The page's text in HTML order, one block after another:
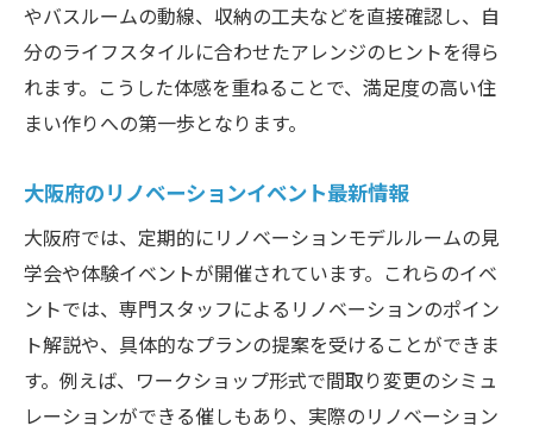
オンライン見学で手軽にリノベーション体
験
モデルルームで実感する住まいの変化
中古物件リノベーションの流れを解説
さを体感
リノベーションで叶う広々空間の工夫とは
大阪で人気のおしゃれリノベーション物件
シンプルハウスの空間設計のポイント徹底
解説
モデルルームで広さと快適性を比較しよう
やバスルームの動線、収納の工夫などを直接確認し、自
分のライフスタイルに合わせたアレンジのヒントを得ら
れます。こうした体感を重ねることで、満足度の高い住
まい作りへの第一歩となります。
大阪府のリノベーションイベント最新情報
大阪府では、定期的にリノベーションモデルルームの見
学会や体験イベントが開催されています。これらのイベ
ントでは、専門スタッフによるリノベーションのポイン
ト解説や、具体的なプランの提案を受けることができま
す。例えば、ワークショップ形式で間取り変更のシミュ
レーションができる催しもあり、実際のリノベーション